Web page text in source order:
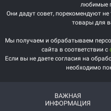
любимые
Они дадут совет, порекомендуют
товары для
Мы получаем и обрабатываем
сайта в соответствии с
Если вы не даете согласия на
необходимо
ВАЖНАЯ
ИНФОРМАЦИЯ